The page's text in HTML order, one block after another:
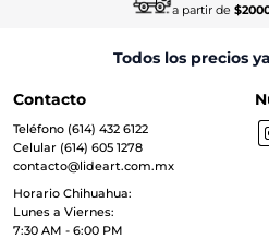
a partir de
Todos los precios
Contacto
Teléfono (614) 432 6122
Celular (614) 605 1278
contacto@lideart.com.mx
Horario Chihuahua:
Lunes a Viernes:
7:30 AM - 6:00 PM